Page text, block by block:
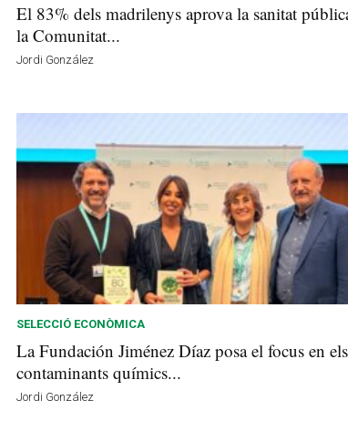
El 83% dels madrilenys aprova la sanitat
la Comunitat...
Jordi González
SELECCIÓ ECONÒMICA
La Fundación Jiménez Díaz posa el focus en els
contaminants químics...
Jordi González